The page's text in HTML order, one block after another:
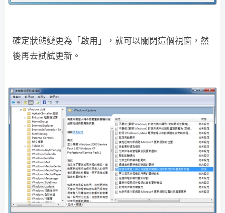
確定狀態變更為「啟用」，就可以關閉這個視窗，然
後再去試試更新。